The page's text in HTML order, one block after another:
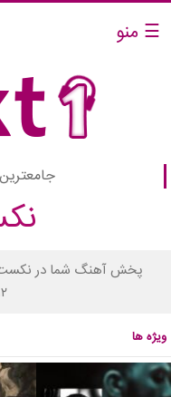
☰ منو
پخش آهنگ شما در نکست
ویژه ها